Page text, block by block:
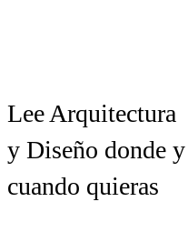
Lee Arquitectura
y Diseño donde y
cuando quieras